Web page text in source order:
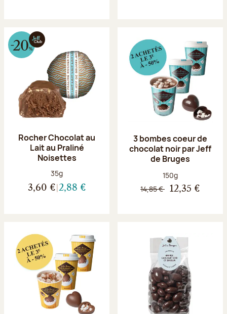
Rocher Chocolat au
Lait au Praliné
Noisettes
Poids net :
35g
3,60 € 2,88 €
3 bombes coeur de
chocolat noir par Jeff
de Bruges
Poids net :
150g
14,85 € 12,35 €